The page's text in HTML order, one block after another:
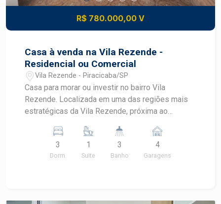
R$ 780.000,00 V
Casa à venda na Vila Rezende -
Residencial ou Comercial
Vila Rezende - Piracicaba/SP
Casa para morar ou investir no bairro Vila
Rezende. Localizada em uma das regiões mais
estratégicas da Vila Rezende, próxima ao
casa oferece excelente visibilidade, fácil acesso
e grande potencial para clínicas, consultórios,
escritórios, coworkings, sedes empresariais ou
3
Dorm.
1
Suite
3
Banho
4
Garagens